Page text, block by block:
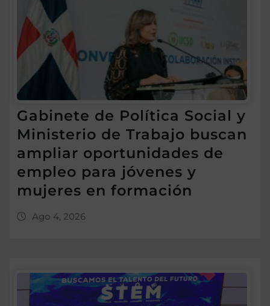
Gabinete de Política Social y
Ministerio de Trabajo buscan
ampliar oportunidades de
empleo para jóvenes y
mujeres en formación
Ago 4, 2026